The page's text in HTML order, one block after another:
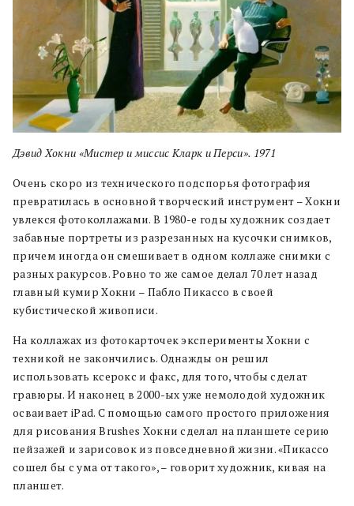
Дэвид Хокни «Мистер и миссис Кларк и Перси». 1971
Очень скоро из технического подспорья фотография
превратилась в основной творческий инструмент – Хокни
увлекся фотоколлажами. В 1980-е годы художник создает
забавные портреты из разрезанных на кусочки снимков,
причем иногда он смешивает в одном коллаже снимки с
разных ракурсов. Ровно то же самое делал 70 лет назад
главный кумир Хокни – Пабло Пикассо в своей
кубистической живописи.
На коллажах из фотокарточек эксперименты Хокни с
техникой не закончились. Однажды он решил
использовать ксерокс и факс, для того, чтобы сделат
гравюры. И наконец в 2000-ых уже немолодой художник
осваивает iPad. С помощью самого простого приложения
для рисования Brushes Хокни сделал на планшете серию
пейзажей и зарисовок из повседневной жизни. «Пикассо
сошел бы с ума от такого», – говорит художник, кивая на
планшет.